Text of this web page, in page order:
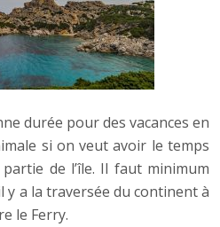
durée pour des vacances en
si on veut avoir le temps
de l’île. Il faut minimum
y a la traversée du continent à
le Ferry.